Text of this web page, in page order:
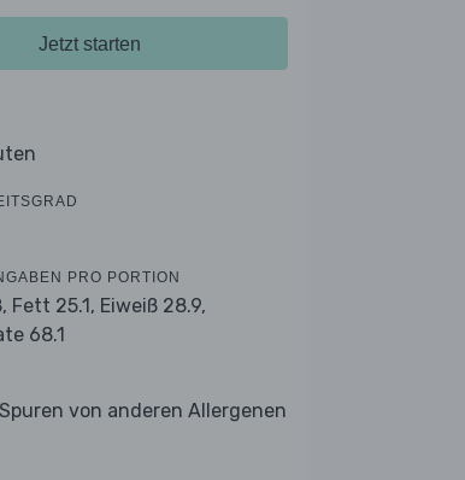
Jetzt starten
PRO PORTION
Fett 25.1, Eiweiß 28.9,
68.1
von anderen Allergenen